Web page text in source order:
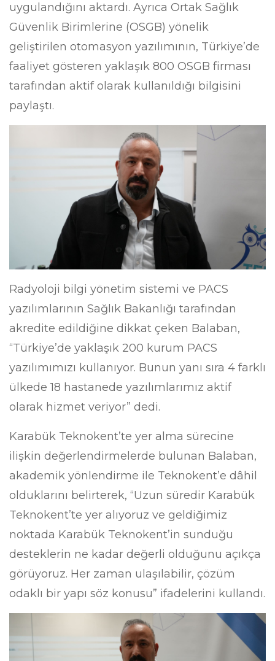
uygulandığını aktardı. Ayrıca Ortak Sağlık
Güvenlik Birimlerine (OSGB) yönelik
geliştirilen otomasyon yazılımının, Türkiye’de
faaliyet gösteren yaklaşık 800 OSGB firması
tarafından aktif olarak kullanıldığı bilgisini
paylaştı.
Radyoloji bilgi yönetim sistemi ve PACS
yazılımlarının Sağlık Bakanlığı tarafından
akredite edildiğine dikkat çeken Balaban,
“Türkiye’de yaklaşık 200 kurum PACS
yazılımımızı kullanıyor. Bunun yanı sıra 4 farklı
ülkede 18 hastanede yazılımlarımız aktif
olarak hizmet veriyor” dedi.
Karabük Teknokent’te yer alma sürecine
ilişkin değerlendirmelerde bulunan Balaban,
akademik yönlendirme ile Teknokent’e dâhil
olduklarını belirterek, “Uzun süredir Karabük
Teknokent’te yer alıyoruz ve geldiğimiz
noktada Karabük Teknokent’in sunduğu
desteklerin ne kadar değerli olduğunu açıkça
görüyoruz. Her zaman ulaşılabilir, çözüm
odaklı bir yapı söz konusu” ifadelerini kullandı.